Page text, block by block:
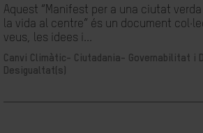
Aquest “Manifest per a una ciutat
la vida al centre” és un document
veus, les idees i...
Canvi Climàtic-
Ciutadania- Governabilitat i
Desigualtat(s)